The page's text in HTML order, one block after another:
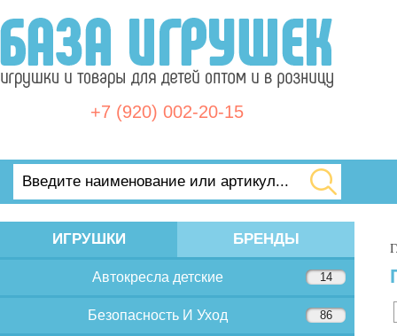
+7 (920) 002-20-15
ИГРУШКИ БРЕНДЫ
Автокресла детские 14
Безопасность И Уход 86